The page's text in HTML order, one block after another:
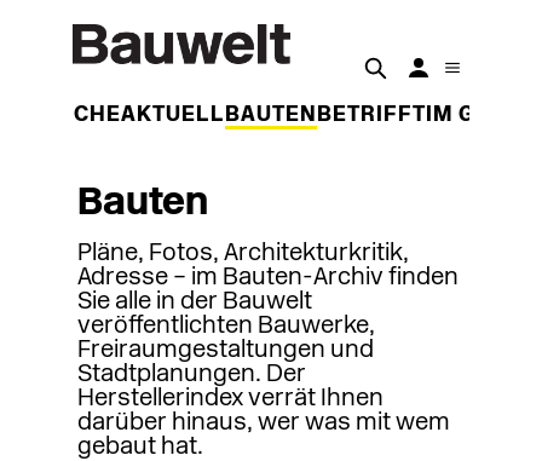
WOCHEAKTUELL BAUTEN BETRIFFT IM
Bauten
Pläne, Fotos, Architekturkritik,
Adresse – im Bauten-Archiv finden
Sie alle in der Bauwelt
veröffentlichten Bauwerke,
Freiraumgestaltungen und
Stadtplanungen. Der
Herstellerindex verrät Ihnen
darüber hinaus, wer was mit wem
gebaut hat.